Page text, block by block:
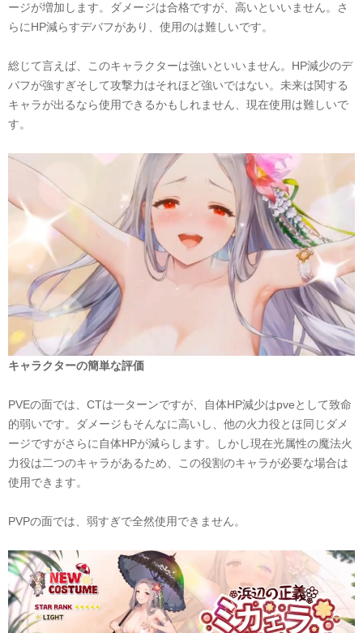
ージが増加します。ダメージは合格ですが、高いといいません。さ
らにHP減らすデバフがあり、使用のは難しいです。
総じて言えば、このキャラクターは強いといいません。 HP減少のデ
バフが強すぎそして攻撃力はそれほど強いではない。未来は関する
キャラが出るなら使用できるかもしれません、現在使用は難しいで
す。
キャラクターの簡単な評価
PVEの面では、 CTは一ターンですが、自体HP減少はpveとして致命
的弱いです。ダメージもそんなに高いし、他の火力役とほ同じダメ
ージですがさらに自体HPが減らします。しかし現在光属性の魔法火
力役は二つのキャラがあるため、この役割のキャラが必要な場合は
使用できます。
PVPの面では、 弱すぎで全然使用できません。